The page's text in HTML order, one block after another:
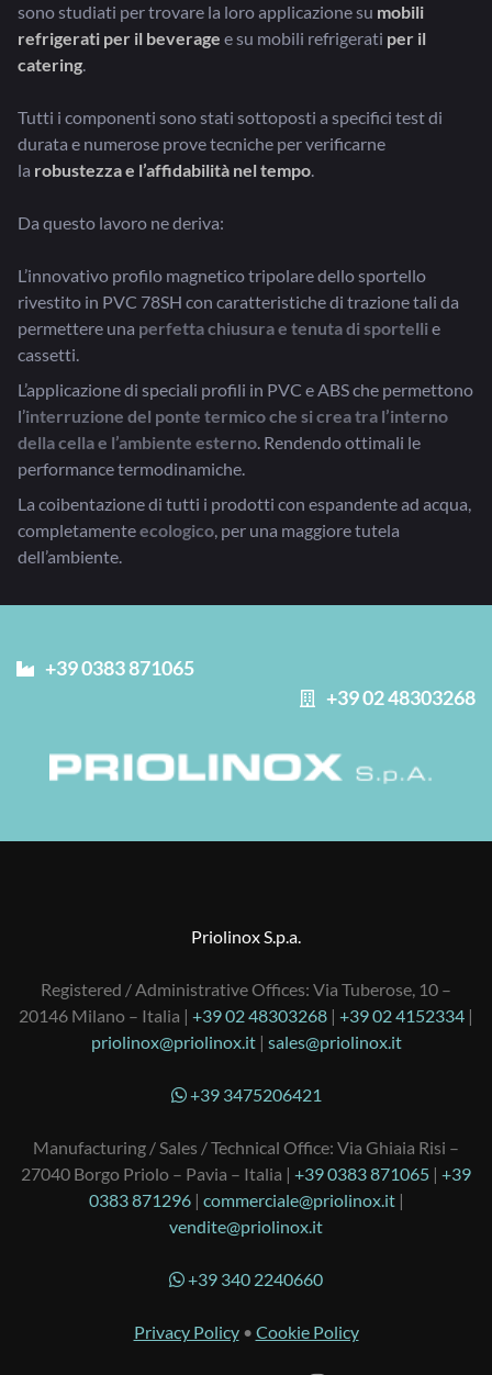
sono studiati per trovare la loro applicazione su mobili
refrigerati per il beverage e su mobili refrigerati per il
catering.
Tutti i componenti sono stati sottoposti a specifici test di
durata e numerose prove tecniche per verificarne
la robustezza e l’affidabilità nel tempo.
Da questo lavoro ne deriva:
L’innovativo profilo magnetico tripolare dello sportello
rivestito in PVC 78SH con caratteristiche di trazione tali da
permettere una perfetta chiusura e tenuta di sportellie
cassetti.
L’applicazione di speciali profili in PVC e ABS che permettono
l’interruzione del ponte termico che si crea tra l’interno
della cella e l’ambiente esterno. Rendendo ottimali le
performance termodinamiche.
La coibentazione di tutti i prodotti con espandente ad acqua,
completamenteecologico, per una maggiore tutela
dell’ambiente.
+39 02 48303268
+39 0383 871065
Priolinox S.p.a.
Registered / Administrative Offices: Via Tuberose, 10 –
20146 Milano – Italia | +39 02 48303268 | +39 02 4152334 |
priolinox@priolinox.it| sales@priolinox.it
+39 3475206421
Manufacturing / Sales / Technical Office: Via Ghiaia Risi –
27040 Borgo Priolo – Pavia – Italia | +39 0383 871065 | +39
0383 871296| commerciale@priolinox.it|
vendite@priolinox.it
+39 340 2240660
Privacy Policy• Cookie Policy